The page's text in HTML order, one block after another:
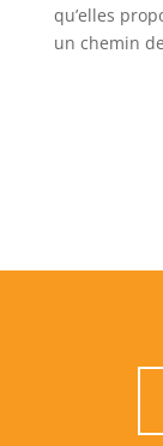
qu’elles
un chemin